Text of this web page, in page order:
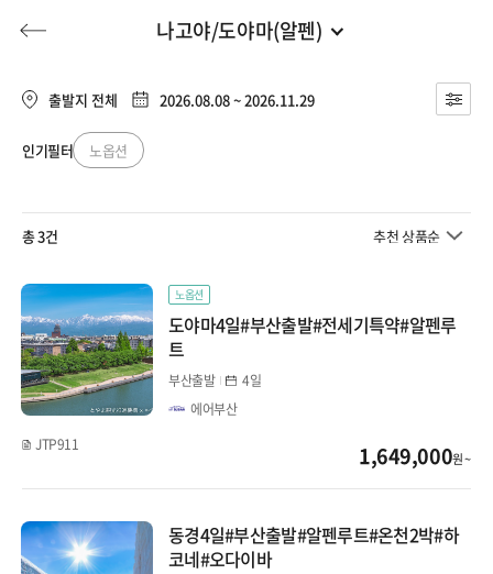
허니문 기획전/홈쇼핑 이벤트/혜택
허니문
나고야/도야마(알펜)
부산출발
대구출발
청주출발
북해도
도쿄/시즈오카
나고야/도야마(알펜)
오키나와/미야코지마
대마도
출발지 전체 2026.08.08 ~ 2026.11.29
인기필터 노옵션
총 3건 추천 상품순
노옵션
도야마4일#부산출발#전세기특약#알펜루
트
부산출발
4일
에어부산
JTP911
1,649,000원 ~
동경4일#부산출발#알펜루트#온천2박#하
코네#오다이바